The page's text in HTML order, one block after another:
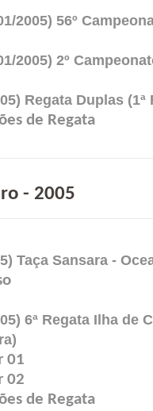
2005) 56º
2005) 2º
Regata Duplas
de Regata
- 2005
Taça Sansara -
6ª Regata Ilha de
01
02
de Regata